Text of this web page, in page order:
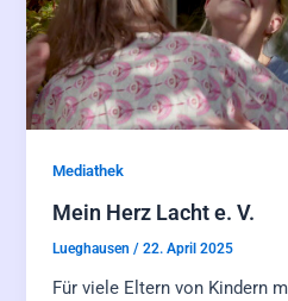
Mediathek
Mein Herz Lacht e. V.
Lueghausen/22. April 2025
Für viele Eltern von Kindern